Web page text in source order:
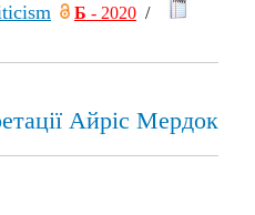
Б - 2020 /
Айріс Мердок